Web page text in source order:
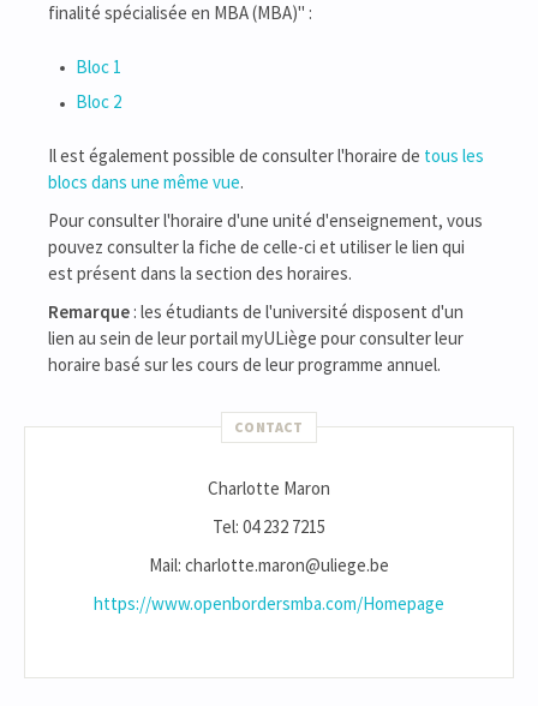
finalité spécialisée en MBA (MBA)" :
Bloc 1
Bloc 2
Il est également possible de consulter l'horaire de tous les
blocs dans une même vue.
Pour consulter l'horaire d'une unité d'enseignement, vous
pouvez consulter la fiche de celle-ci et utiliser le lien qui
est présent dans la section des horaires.
Remarque : les étudiants de l'université disposent d'un
lien au sein de leur portail myULiège pour consulter leur
horaire basé sur les cours de leur programme annuel.
CONTACT
Charlotte Maron
Tel: 04 232 7215
Mail: charlotte.maron@uliege.be
https://www.openbordersmba.com/Homepage